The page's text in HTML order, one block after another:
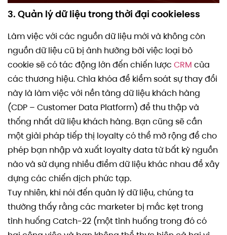
3. Quản lý dữ liệu trong thời đại cookieless
Làm việc với các nguồn dữ liệu mới và không còn
nguồn dữ liệu cũ bị ảnh hưởng bởi việc loại bỏ
cookie sẽ có tác động lớn đến chiến lược CRM của
các thương hiệu. Chìa khóa để kiểm soát sự thay đổi
này là làm việc với nền tảng dữ liệu khách hàng
(CDP – Customer Data Platform) để thu thập và
thống nhất dữ liệu khách hàng. Bạn cũng sẽ cần
một giải pháp tiếp thị loyalty có thể mở rộng để cho
phép bạn nhập và xuất loyalty data từ bất kỳ nguồn
nào và sử dụng nhiều điểm dữ liệu khác nhau để xây
dựng các chiến dịch phức tạp.
Tuy nhiên, khi nói đến quản lý dữ liệu, chúng ta
thường thấy rằng các marketer bị mắc kẹt trong
tình huống Catch-22 (một tình huống trong đó có